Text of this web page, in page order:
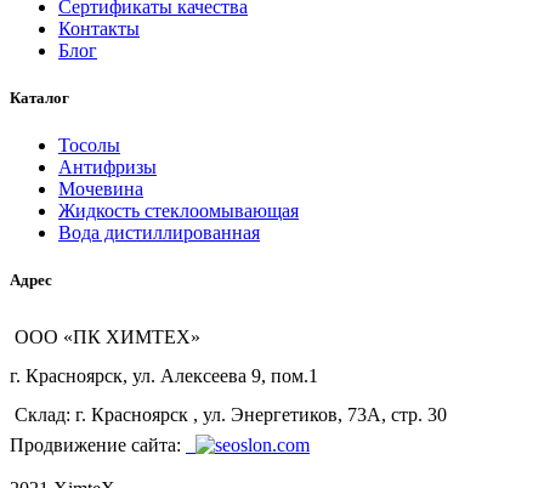
Сертификаты качества
Контакты
Блог
Каталог
Тосолы
Антифризы
Мочевина
Жидкость стеклоомывающая
Вода дистиллированная
Адрес
ООО «ПК ХИМТЕХ»
г. Красноярск, ул. Алексеева 9, пом.1
Склад: г. Красноярск , ул. Энергетиков, 73А, стр. 30
Продвижение сайта: